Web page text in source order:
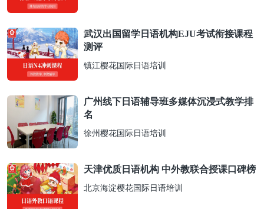
武汉出国留学日语机构EJU考试衔接课程
测评​
镇江樱花国际日语培训
广州线下日语辅导班多媒体沉浸式教学排
名​
徐州樱花国际日语培训
天津优质日语机构 中外教联合授课口碑榜​
北京海淀樱花国际日语培训